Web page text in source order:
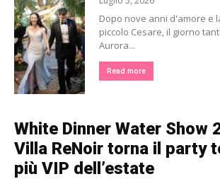
Dopo nove anni d'amore e
piccolo Cesare, il giorno
Aurora...
Read more
White Dinner Water Show
Villa ReNoir torna il party
più VIP dell’estate